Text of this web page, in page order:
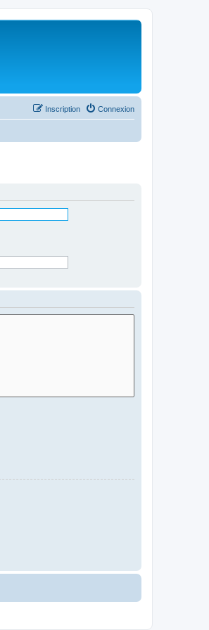
Connexion
Inscription